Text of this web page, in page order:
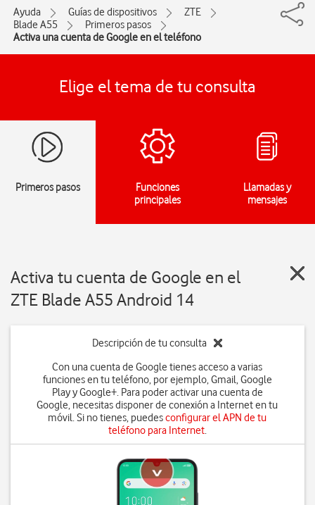
Ayuda Guías de dispositivos
ZTE
Blade A55
Primeros pasos
Activa una cuenta de Google en el teléfono
Elige el tema de tu consulta
Primeros pasos
Funciones
principales
Llamadas y
mensajes
Activa tu cuenta de Google en el
ZTE Blade A55 Android 14
Descripción de tu consulta
Con una cuenta de Google tienes acceso a varias
funciones en tu teléfono, por ejemplo, Gmail, Google
Play y Google+. Para poder activar una cuenta de
Google, necesitas disponer de conexión a Internet en tu
móvil. Si no tienes, puedesconfigurar el APN de tu
teléfono para Internet.